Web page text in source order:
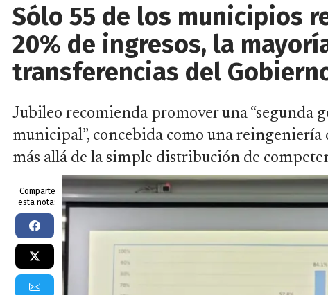
Sólo 55 de los municipios
20% de ingresos, la
transferencias del
Jubileo recomienda promover una “segunda
municipal”, concebida como una reingeniería
más allá de la simple distribución de
Comparte
esta nota: